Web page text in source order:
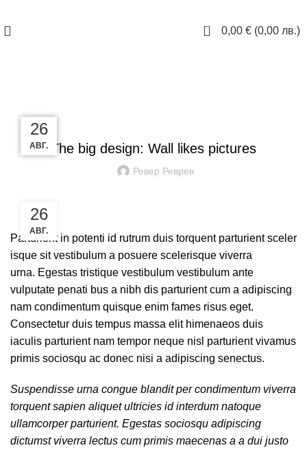
0 0,00 € (0,00 лв.)
The big design: Wall likes pictures
Ревер Реврев
26
АВГ.
Parturient in potenti id rutrum duis torquent parturient sceler
isque sit vestibulum a posuere scelerisque viverra
urna. Egestas tristique vestibulum vestibulum ante
vulputate penati bus a nibh dis parturient cum a adipiscing
nam condimentum quisque enim fames risus eget.
Consectetur duis tempus massa elit himenaeos duis
iaculis parturient nam tempor neque nisl parturient vivamus
primis sociosqu ac donec nisi a adipiscing senectus.
Suspendisse urna congue blandit per condimentum viverra
torquent sapien aliquet ultricies id interdum natoque
ullamcorper parturient. Egestas sociosqu adipiscing
dictumst viverra lectus cum primis maecenas a a dui justo
27
АВГ.
27
АВГ.
27
АВГ.
26
АВГ.